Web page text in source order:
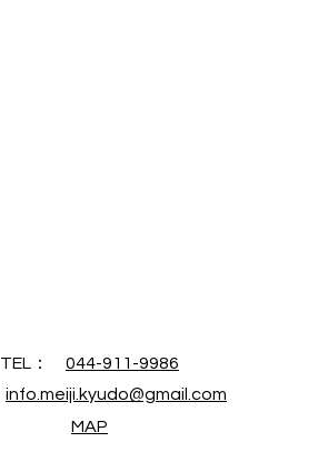
TEL： 044-911-9986
info.meiji.kyudo@gmail.com
MAP